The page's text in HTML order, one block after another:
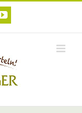
YouTube